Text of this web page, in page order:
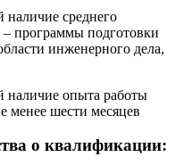
среднего
– программы подготовки
инженерного дела,
опыта работы
менее шести месяцев
о квалификации: